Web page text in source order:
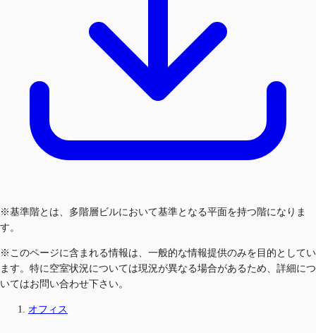
※基準階とは、多階層ビルにおいて基準となる平面を持つ階になりま
す。
※このページに含まれる情報は、一般的な情報提供のみを目的としてい
ます。特に空室状況については現況が異なる場合があるため、詳細につ
いてはお問い合わせ下さい。
オフィス